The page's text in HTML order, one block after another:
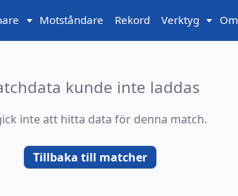
Motståndare Rekord Verktyg Om
kunde inte laddas
inte att hitta data för denna match.
Tillbaka till matcher